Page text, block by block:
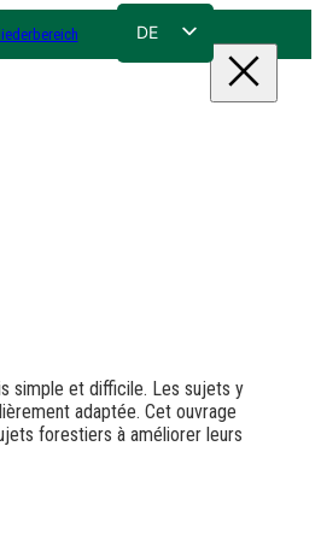
DE
simple et difficile. Les sujets y
adaptée. Cet ouvrage
forestiers à améliorer leurs